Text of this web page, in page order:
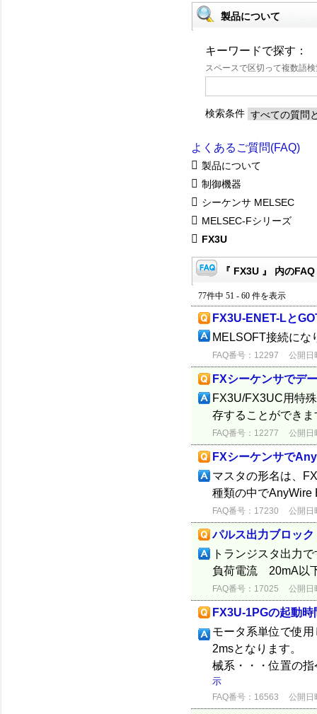
製品について
キーワードで探す：
スペースで区切って複数語
検索条件
よくあるご質問(FAQ)
製品について
制御機器
シーケンサ MELSEC
MELSEC-Fシリーズ
FX3U
『 FX3U 』 内のFAQ
77件中 51 - 60 件を表示
FX3U-ENET-Lと
MELSOFT接続に
FAQ番号：12297 公開日
FXシーケンサでデ
FX3U/FX3UC用特
存することができ
FAQ番号：12277 公開日
FXシーケンサで
マスタの形名は、
種類の中でAnyWire
FAQ番号：17230 公開日
パルス出力ブロッ
トランジスタ出力
負荷電流 20mA以
FAQ番号：17025 公開日
FX3U-1PGの起動時
モータ系単位で使
2msとなります
械系・・・位置の
示
FAQ番号：16563 公開日